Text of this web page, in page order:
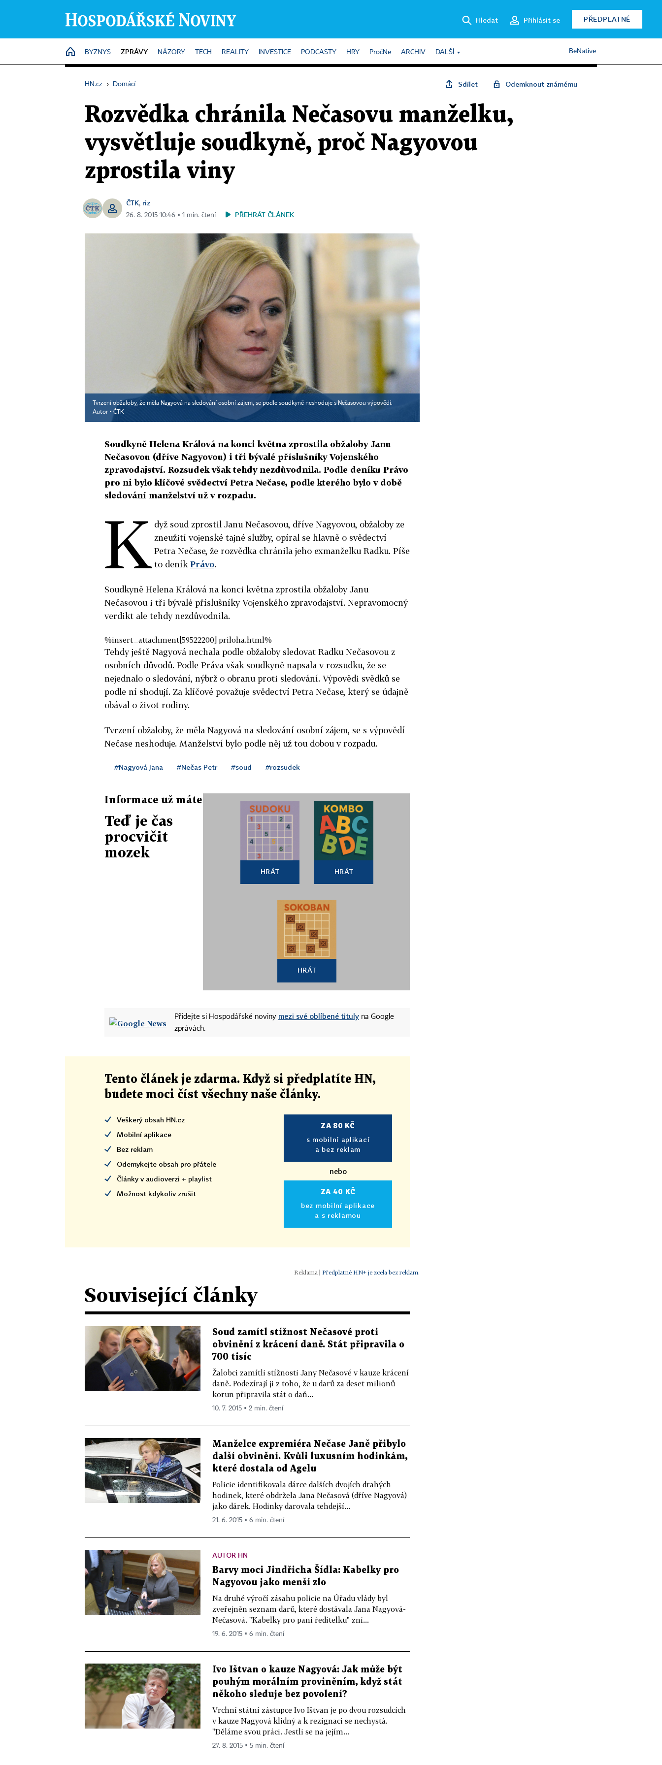
Hledat Přihlásit se PŘEDPLATNÉ
HOME
BYZNYS ZPRÁVY NÁZORY TECH REALITY INVESTICE PODCASTY HRY PročNe ARCHIV DALŠÍ BeNative
HN.cz › Domácí Sdílet Odemknout známému
Rozvědka chránila Nečasovu manželku,
vysvětluje soudkyně, proč Nagyovou
zprostila viny
ČTK, riz
26. 8. 2015 10:46 ▪ 1 min. čtení PŘEHRÁT ČLÁNEK
Tvrzení obžaloby, že měla Nagyová na sledování osobní zájem, se podle soudkyně neshoduje s Nečasovou výpovědí.
Autor ▪ ČTK
Soudkyně Helena Králová na konci května zprostila obžaloby Janu
Nečasovou (dříve Nagyovou) i tři bývalé příslušníky Vojenského
zpravodajství. Rozsudek však tehdy nezdůvodnila. Podle deníku Právo
pro ni bylo klíčové svědectví Petra Nečase, podle kterého bylo v době
sledování manželství už v rozpadu.
K dyž soud zprostil Janu Nečasovou, dříve Nagyovou, obžaloby ze
zneužití vojenské tajné služby, opíral se hlavně o svědectví
Petra Nečase, že rozvědka chránila jeho exmanželku Radku. Píše
to deník Právo.
Soudkyně Helena Králová na konci května zprostila obžaloby Janu
Nečasovou i tři bývalé příslušníky Vojenského zpravodajství. Nepravomocný
verdikt ale tehdy nezdůvodnila.
%insert_attachment[59522200] priloha.html%
Tehdy ještě Nagyová nechala podle obžaloby sledovat Radku Nečasovou z
osobních důvodů. Podle Práva však soudkyně napsala v rozsudku, že se
nejednalo o sledování, nýbrž o obranu proti sledování. Výpovědi svědků se
podle ní shodují. Za klíčové považuje svědectví Petra Nečase, který se údajně
obával o život rodiny.
Tvrzení obžaloby, že měla Nagyová na sledování osobní zájem, se s výpovědí
Nečase neshoduje. Manželství bylo podle něj už tou dobou v rozpadu.
#Nagyová Jana #Nečas Petr #soud #rozsudek
Informace už máte
Teď je čas
procvičit
mozek
HRÁT HRÁT
HRÁT
Přidejte si Hospodářské noviny mezi své oblíbené tituly na Google
zprávách.
Tento článek je zdarma. Když si předplatíte HN,
budete moci číst všechny naše články.
Veškerý obsah HN.cz
Mobilní aplikace
Bez reklam
Odemykejte obsah pro přátele
Články v audioverzi + playlist
Možnost kdykoliv zrušit
ZA 80 KČ
s mobilní aplikací
a bez reklam
nebo
ZA 40 KČ
bez mobilní aplikace
a s reklamou
| Předplatné HN+ je zcela bez reklam.
Související články
Soud zamítl stížnost Nečasové proti
obvinění z krácení daně. Stát připravila o
700 tisíc
Žalobci zamítli stížnosti Jany Nečasové v kauze krácení
daně. Podezírají ji z toho, že u darů za deset milionů
korun připravila stát o daň...
10. 7. 2015 ▪ 2 min. čtení
Manželce expremiéra Nečase Janě přibylo
další obvinění. Kvůli luxusním hodinkám,
které dostala od Agelu
Policie identifikovala dárce dalších dvojích drahých
hodinek, které obdržela Jana Nečasová (dříve Nagyová)
jako dárek. Hodinky darovala tehdejší...
21. 6. 2015 ▪ 6 min. čtení
AUTOR HN
Barvy moci Jindřicha Šídla: Kabelky pro
Nagyovou jako menší zlo
Na druhé výročí zásahu policie na Úřadu vlády byl
zveřejněn seznam darů, které dostávala Jana Nagyová-
Nečasová. "Kabelky pro paní ředitelku" zní...
19. 6. 2015 ▪ 6 min. čtení
Ivo Ištvan o kauze Nagyová: Jak může být
pouhým morálním proviněním, když stát
někoho sleduje bez povolení?
Vrchní státní zástupce Ivo Ištvan je po dvou rozsudcích
v kauze Nagyová klidný a k rezignaci se nechystá.
"Děláme svou práci. Jestli se na jejím...
27. 8. 2015 ▪ 5 min. čtení